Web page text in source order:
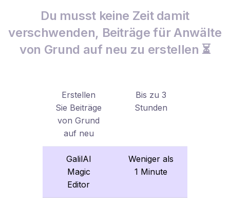
Du musst keine Zeit damit
verschwenden, Beiträge für Anwälte
von Grund auf neu zu erstellen ⏳
Erstellen
Sie Beiträge
von Grund
auf neu
Bis zu 3
Stunden
GalilAI
Magic
Editor
Weniger als
1 Minute